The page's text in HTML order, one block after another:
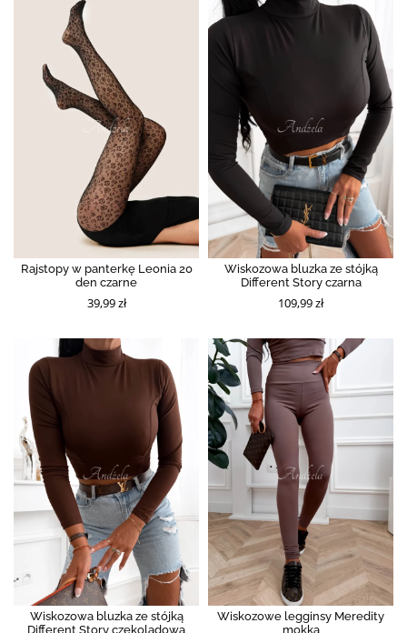
Rajstopy w panterkę Leonia 20
den czarne
39,99 zł
Wiskozowa bluzka ze stójką
Different Story czarna
109,99 zł
Wiskozowa bluzka ze stójką
Different Story czekoladowa
Wiskozowe legginsy Meredity
mokka